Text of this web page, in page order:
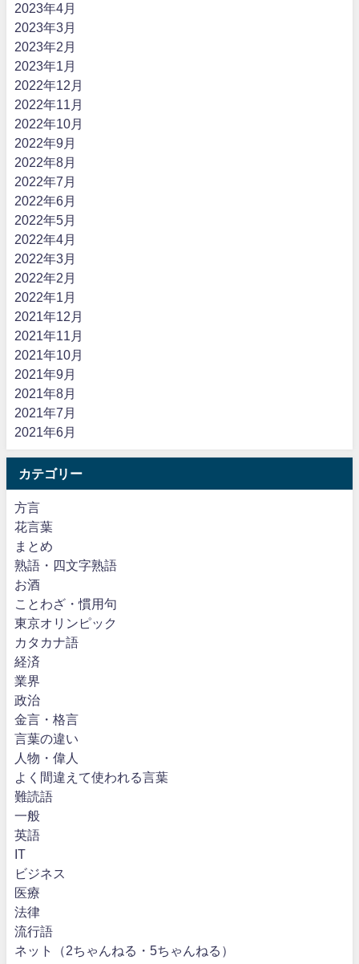
2023年4月
2023年3月
2023年2月
2023年1月
2022年12月
2022年11月
2022年10月
2022年9月
2022年8月
2022年7月
2022年6月
2022年5月
2022年4月
2022年3月
2022年2月
2022年1月
2021年12月
2021年11月
2021年10月
2021年9月
2021年8月
2021年7月
2021年6月
カテゴリー
方言
花言葉
まとめ
熟語・四文字熟語
お酒
ことわざ・慣用句
東京オリンピック
カタカナ語
経済
業界
政治
金言・格言
言葉の違い
人物・偉人
よく間違えて使われる言葉
難読語
一般
英語
IT
ビジネス
医療
法律
流行語
ネット（2ちゃんねる・5ちゃんねる）